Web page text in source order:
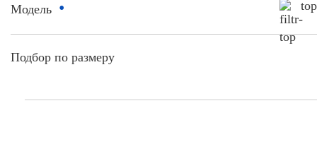
Модель •
Подбор по размеру